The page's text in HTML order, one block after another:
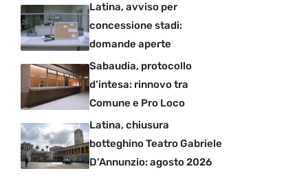
Latina, avviso per
concessione stadi:
domande aperte
Sabaudia, protocollo
d’intesa: rinnovo tra
Comune e Pro Loco
Latina, chiusura
botteghino Teatro Gabriele
D’Annunzio: agosto 2026